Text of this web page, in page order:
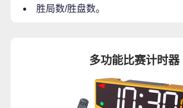
胜局数/胜盘数。
多功能比赛计时器